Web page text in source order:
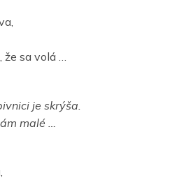
že sa volá …
je skrýša.
malé …